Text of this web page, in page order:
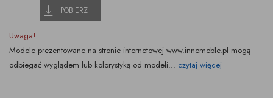
POBIERZ
Uwaga!
Modele prezentowane na stronie internetowej www.innemeble.pl mogą
odbiegać wyglądem lub kolorystyką od modeli... czytaj więcej